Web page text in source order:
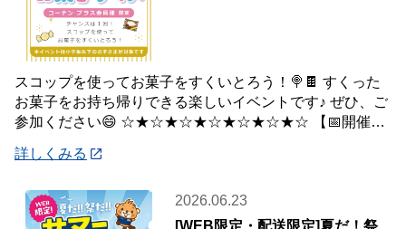
スコップを使ってお菓子をすくいとろう！🍭🍫 すくった
お菓子をお持ち帰りできる楽しいイベントです♪ ぜひ、ご
参加ください😄 ☆★☆★☆★☆★☆★☆★☆ 【📅開催日
詳しくみる
2026.06.23
[WEB限定・配送限定]夏だ！祭